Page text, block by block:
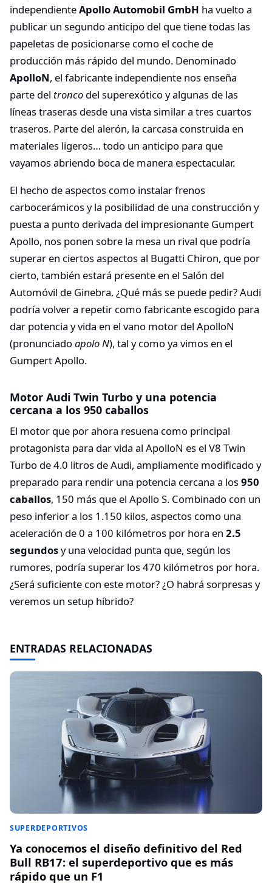
independienteApollo Automobil GmbH ha vuelto a
publicar un segundo anticipo del que tiene todas las
papeletas de posicionarse como el coche de
producción más rápido del mundo. Denominado
ApolloN, el fabricante independiente nos enseña
parte del tronco del superexótico y algunas de las
líneas traseras desde una vista similar a tres cuartos
traseros. Parte del alerón, la carcasa construida en
materiales ligeros… todo un anticipo para que
vayamos abriendo boca de manera espectacular.
El hecho de aspectos como instalar frenos
carbocerámicos y la posibilidad de una construcción y
puesta a punto derivada del impresionante Gumpert
Apollo, nos ponen sobre la mesa un rival que podría
superar en ciertos aspectos al Bugatti Chiron, que por
cierto, también estará presente en el Salón del
Automóvil de Ginebra. ¿Qué más se puede pedir? Audi
podría volver a repetir como fabricante escogido para
dar potencia y vida en el vano motor del ApolloN
(pronunciadoapolo N), tal y como ya vimos en el
Gumpert Apollo.
Motor Audi Twin Turbo y una potencia
cercana a los 950 caballos
El motor que por ahora resuena como principal
protagonista para dar vida al ApolloN es el V8 Twin
Turbo de 4.0 litros de Audi, ampliamente modificado y
preparado para rendir una potencia cercana a los950
caballos, 150 más que el Apollo S. Combinado con un
peso inferior a los 1.150 kilos, aspectos como una
aceleración de 0 a 100 kilómetros por hora en 2.5
segundosy una velocidad punta que, según los
rumores, podría superar los 470 kilómetros por hora.
¿Será suficiente con este motor? ¿O habrá sorpresas y
veremos un setup híbrido?
ENTRADAS RELACIONADAS
SUPERDEPORTIVOS
Ya conocemos el diseño definitivo del Red
Bull RB17: el superdeportivo que es más
rápido que un F1